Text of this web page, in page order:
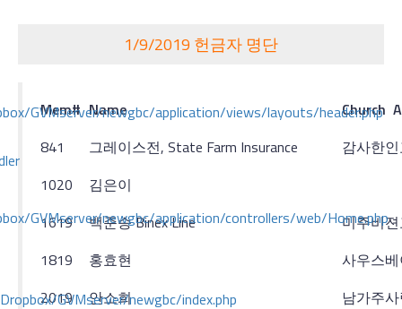
GVMserver/newgbc/application/views/layouts/header.php
GVMserver/newgbc/application/controllers/web/Home.php
GVMserver/newgbc/index.php
1/9/2019 헌금자 명단
Mem# Name
Church
841
그레이스전, State Farm Insurance
감사한
1020
김은이
1619
백준승 Binex Line
미주비
1819
홍효현
사우스
2019
안소희
남가주